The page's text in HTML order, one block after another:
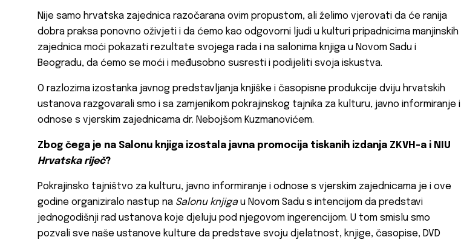
Nije samo hrvatska zajednica razočarana ovim propustom, ali želimo vjerovati da će ranija
dobra praksa ponovno oživjeti i da ćemo kao odgovorni ljudi u kulturi pripadnicima manjinskih
zajednica moći pokazati rezultate svojega rada i na salonima knjiga u Novom Sadu i
Beogradu, da ćemo se moći i međusobno susresti i podijeliti svoja iskustva.
O razlozima izostanka javnog predstavljanja knjiške i časopisne produkcije dviju hrvatskih
ustanova razgovarali smo i sa zamjenikom pokrajinskog tajnika za kulturu, javno informiranje i
odnose s vjerskim zajednicama dr. Nebojšom Kuzmanovićem.
Zbog čega je na Salonu knjiga izostala javna promocija tiskanih izdanja ZKVH-a i NIU
Hrvatska riječ?
Pokrajinsko tajništvo za kulturu, javno informiranje i odnose s vjerskim zajednicama je i ove
godine organiziralo nastup na Salonu knjigau Novom Sadu s intencijom da predstavi
jednogodišnji rad ustanova koje djeluju pod njegovom ingerencijom. U tom smislu smo
pozvali sve naše ustanove kulture da predstave svoju djelatnost, knjige, časopise, DVD